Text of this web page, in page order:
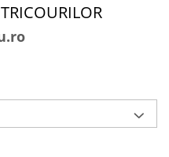
TRICOURILOR